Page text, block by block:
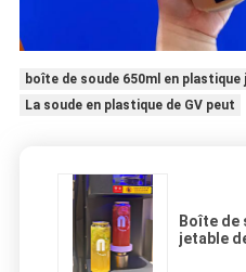
boîte de soude 650ml en plastique
La soude en plastique de GV peut
Boîte de
jetable